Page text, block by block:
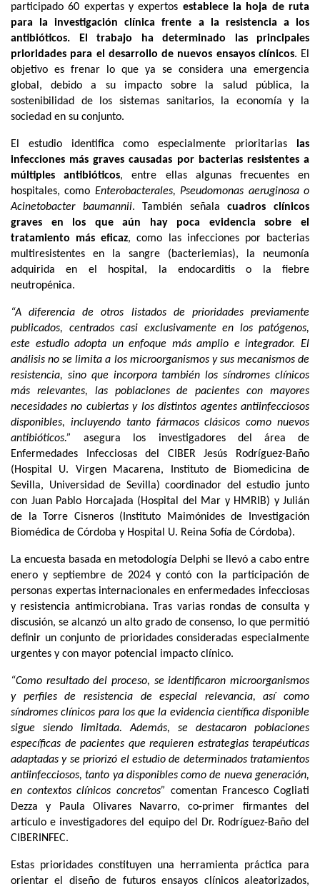
participado 60 expertas y expertos establece la hoja de ruta
para la investigación clínica frente a la resistencia a los
antibióticos. El trabajo ha determinado las
principales
prioridades para el desarrollo de nuevos ensayos clínicos. El
objetivo es frenar lo que ya se considera una emergencia
global, debido a su impacto sobre la salud pública, la
sostenibilidad de los sistemas sanitarios, la economía y la
sociedad en su conjunto.
El estudio identifica como especialmente prioritarias
las
infecciones más graves causadas por bacterias resistentes a
múltiples antibióticos, entre ellas algunas frecuentes en
hospitales, como Enterobacterales, Pseudomonas aeruginosa o
Acinetobacter baumannii. También señalacuadros clínicos
graves en los que aún hay poca evidencia sobre el
tratamiento más eficaz, como las infecciones por bacterias
multiresistentes en la sangre (bacteriemias), la neumonía
adquirida en el hospital, la endocarditis o la fiebre
neutropénica.
“A diferencia de otros listados de prioridades previamente
publicados, centrados casi exclusivamente en los patógenos,
este estudio adopta un enfoque más amplio e integrador. El
análisis no se limita a los microorganismos y sus mecanismos de
resistencia, sino que incorpora también los síndromes clínicos
más relevantes, las poblaciones de pacientes con mayores
necesidades no cubiertas y los distintos agentes antiinfecciosos
disponibles, incluyendo tanto fármacos clásicos como nuevos
antibióticos.”asegura los investigadores del área de
Enfermedades Infecciosas del CIBER Jesús Rodríguez-Baño
(Hospital U. Virgen Macarena, Instituto de Biomedicina de
Sevilla, Universidad de Sevilla) coordinador del estudio junto
con Juan Pablo Horcajada (Hospital del Mar y HMRIB) y Julián
de la Torre Cisneros (Instituto Maimónides de Investigación
Biomédica de Córdoba y Hospital U. Reina Sofía de Córdoba).
La encuesta basada en metodología Delphi se llevó a cabo entre
enero y septiembre de 2024 y contó con la participación de
personas expertas internacionales en enfermedades infecciosas
y resistencia antimicrobiana. Tras varias rondas de consulta y
discusión, se alcanzó un alto grado de consenso, lo que permitió
definir un conjunto de prioridades consideradas especialmente
urgentes y con mayor potencial impacto clínico.
“Como resultado del proceso, se identificaron microorganismos
y perfiles de resistencia de especial relevancia, así como
síndromes clínicos para los que la evidencia científica disponible
sigue siendo limitada. Además, se destacaron poblaciones
específicas de pacientes que requieren estrategias terapéuticas
adaptadas y se priorizó el estudio de determinados tratamientos
antiinfecciosos, tanto ya disponibles como de nueva generación,
en contextos clínicos concretos” comentan Francesco Cogliati
Dezza y Paula Olivares Navarro, co-primer firmantes del
artículo e investigadores del equipo del Dr. Rodríguez-Baño del
CIBERINFEC.
Estas prioridades constituyen una herramienta práctica para
orientar el diseño de futuros ensayos clínicos aleatorizados,